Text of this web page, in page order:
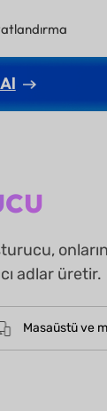
onların
adlar üretir.
Masaüstü ve